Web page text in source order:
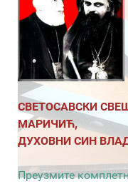
СВЕТОСАВСКИ
МАРИЧИЋ,
ДУХОВНИ СИН
Преузмите